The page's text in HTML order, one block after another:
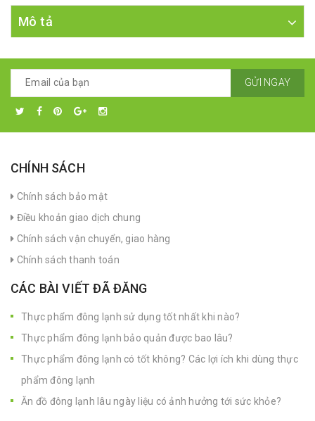
Mô tả
GỬI NGAY
CHÍNH SÁCH
Chính sách bảo mật
Điều khoản giao dịch chung
Chính sách vận chuyển, giao hàng
Chính sách thanh toán
CÁC BÀI VIẾT ĐÃ ĐĂNG
Thực phẩm đông lạnh sử dụng tốt nhất khi nào?
Thực phẩm đông lạnh bảo quản được bao lâu?
Thực phẩm đông lạnh có tốt không? Các lợi ích khi dùng thực
phẩm đông lạnh
Ăn đồ đông lạnh lâu ngày liệu có ảnh hưởng tới sức khỏe?